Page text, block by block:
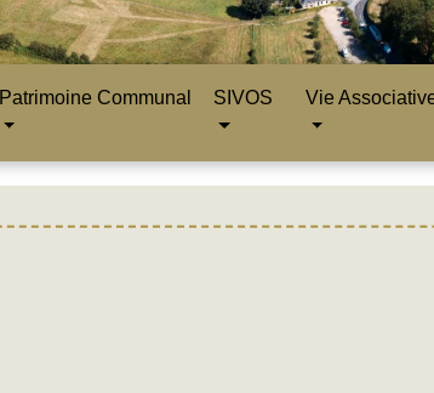
Patrimoine Communal SIVOS Vie